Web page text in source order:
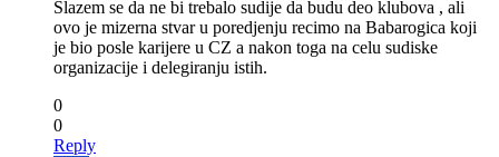
Slazem se da ne bi trebalo sudije da budu deo klubova , ali
ovo je mizerna stvar u poredjenju recimo na Babarogica koji
je bio posle karijere u CZ a nakon toga na celu sudiske
organizacije i delegiranju istih.
0
0
Reply